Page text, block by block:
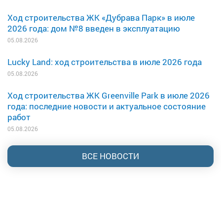
Ход строительства ЖК «Дубрава Парк» в июле
2026 года: дом №8 введен в эксплуатацию
05.08.2026
Lucky Land: ход строительства в июле 2026 года
05.08.2026
Ход строительства ЖК Greenville Park в июле 2026
года: последние новости и актуальное состояние
работ
05.08.2026
ВСЕ НОВОСТИ